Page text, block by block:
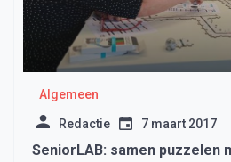
Algemeen
Redactie 7 maart 2017
SeniorLAB: samen puzzelen